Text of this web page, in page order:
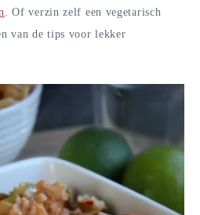
. Of verzin zelf een vegetarisch
van de tips voor lekker